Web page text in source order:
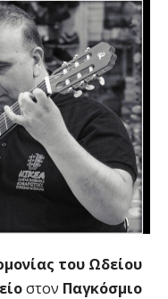
του Ωδείου
στον Παγκόσμιο